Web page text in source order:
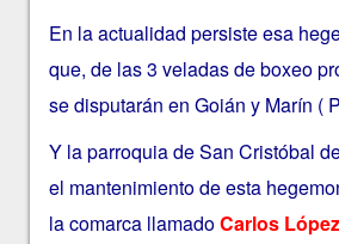
En la actualidad persiste esa
que, de las 3 veladas de boxeo
se disputarán en Goián y Marín (
Y la parroquia de San Cristóbal
el mantenimiento de esta
la comarca llamadoCarlos